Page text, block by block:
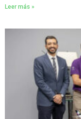
Leer más »